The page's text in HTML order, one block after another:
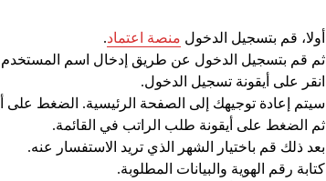
أولا، قم بتسجيل الدخول منصة اعتماد.
ثم قم بتسجيل الدخول عن طريق إدخال اسم المستخدم
انقر على أيقونة تسجيل الدخول.
سيتم إعادة توجيهك إلى الصفحة الرئيسية. الضغط على
ثم الضغط على أيقونة طلب الراتب في القائمة.
بعد ذلك قم باختيار الشهر الذي تريد الاستفسار عنه.
كتابة رقم الهوية والبيانات المطلوبة.